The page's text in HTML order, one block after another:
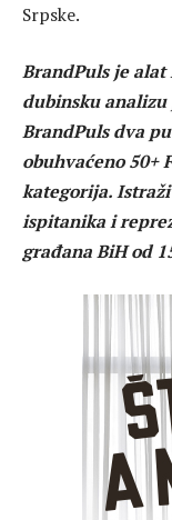
Srpske.
BrandPuls je
dubinsku analizu
BrandPuls dva
obuhvaćeno 50+
kategorija.
ispitanika i
građana BiH od